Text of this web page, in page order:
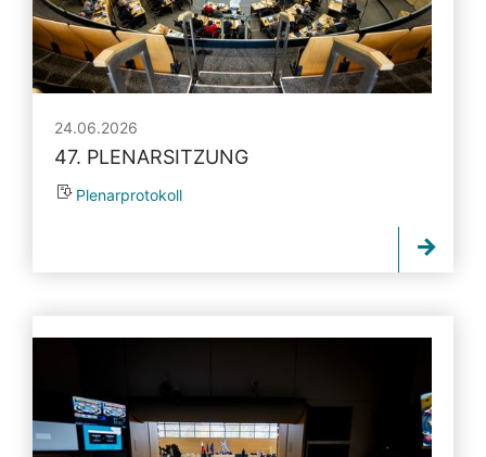
24.06.2026
47. PLENARSITZUNG
Plenarprotokoll